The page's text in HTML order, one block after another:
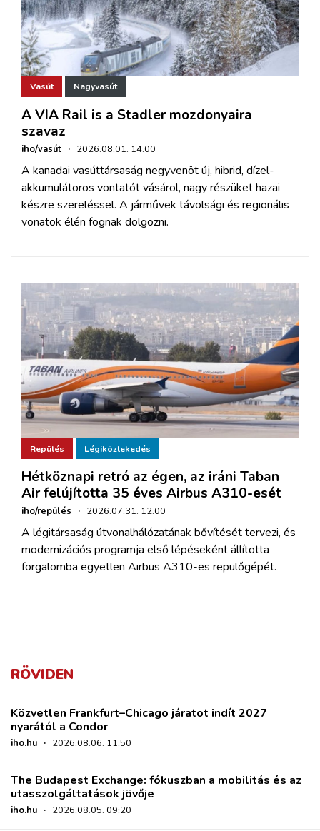
Vasút Nagyvasút
A VIA Rail is a Stadler mozdonyaira
szavaz
iho/vasút · 2026.08.01. 14:00
A kanadai vasúttársaság negyvenöt új, hibrid, dízel-
akkumulátoros vontatót vásárol, nagy részüket hazai
készre szereléssel. A járművek távolsági és regionális
vonatok élén fognak dolgozni.
Repülés Légiközlekedés
Hétköznapi retró az égen, az iráni Taban
Air felújította 35 éves Airbus A310-esét
iho/repülés · 2026.07.31. 12:00
A légitársaság útvonalhálózatának bővítését tervezi, és
modernizációs programja első lépéseként állította
forgalomba egyetlen Airbus A310-es repülőgépét.
RÖVIDEN
Közvetlen Frankfurt–Chicago járatot indít 2027
nyarától a Condor
iho.hu · 2026.08.06. 11:50
The Budapest Exchange: fókuszban a mobilitás és az
utasszolgáltatások jövője
iho.hu · 2026.08.05. 09:20